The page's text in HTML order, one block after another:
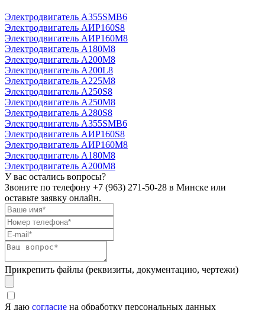
Электродвигатель А355SМВ6
Электродвигатель АИР160S8
Электродвигатель АИР160М8
Электродвигатель А180М8
Электродвигатель А200М8
Электродвигатель А200L8
Электродвигатель А225М8
Электродвигатель А250S8
Электродвигатель А250М8
Электродвигатель А280S8
Электродвигатель А355SМВ6
Электродвигатель АИР160S8
Электродвигатель АИР160М8
Электродвигатель А180М8
Электродвигатель А200М8
У вас остались вопросы?
Звоните по телефону +7 (963) 271-50-28 в Минске или
оставьте заявку онлайн.
Прикрепить файлы (реквизиты, документацию, чертежи)
Я даю согласие на обработку персональных данных